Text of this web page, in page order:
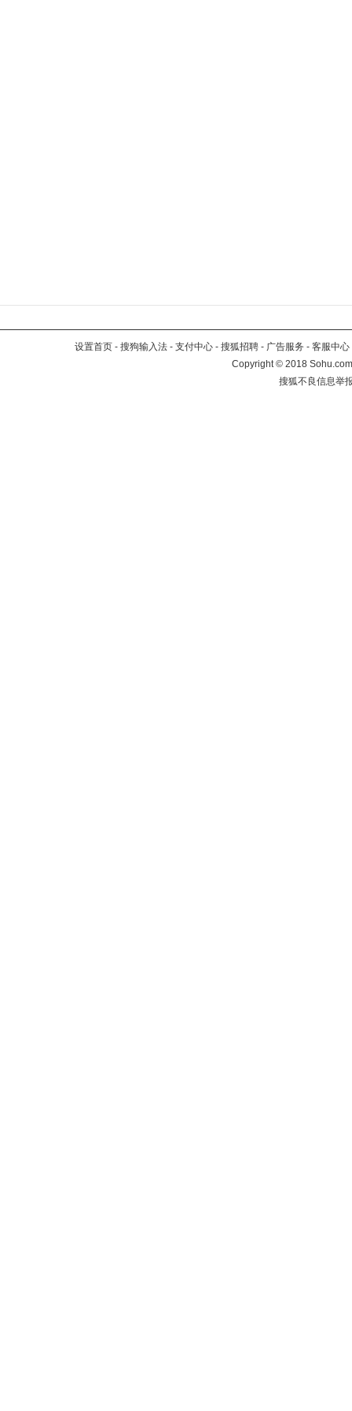
设置首页 - 搜狗输入法 - 支付中心 - 搜狐招聘 - 广告服务 - 客服中心
Copyright©2018
搜狐不良信息举